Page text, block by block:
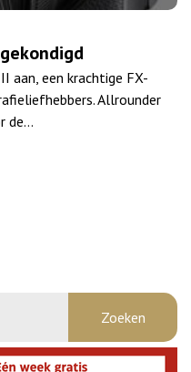
aan, een krachtige FX-
Allrounder
de…